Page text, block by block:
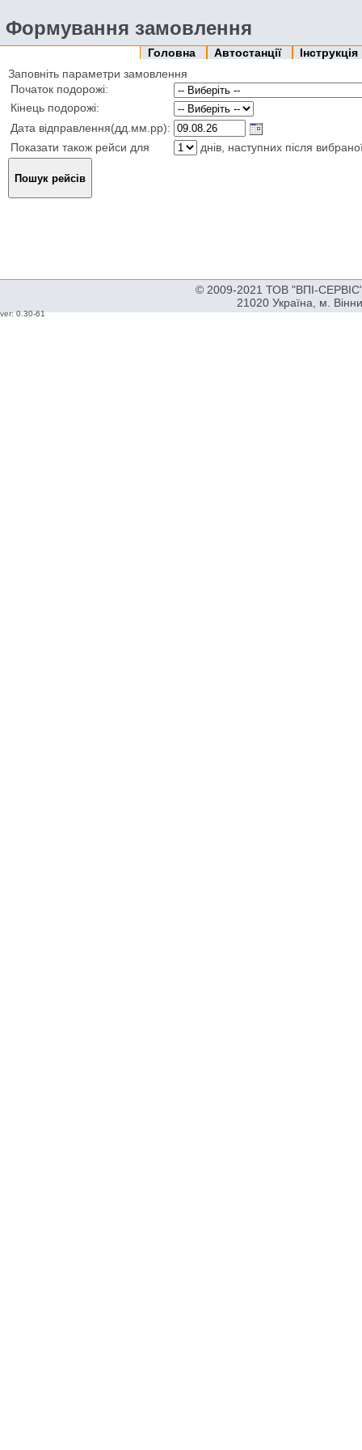
Формування замовлення
Головна Автостанції
Інструкція
Заповніть параметри замовлення
Початок подорожі:
Кінець подорожі:
Дата відправлення(дд.мм.рр):
Показати також рейси для
днів, наступних після
© 2009-2021 ТОВ "ВПІ-
21020 Україна, м.
ver: 0.30-61